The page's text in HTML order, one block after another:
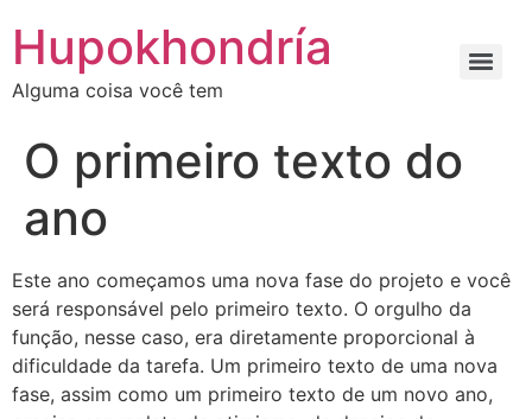
para
conteúdo
Hupokhondría
Alguma coisa você tem
O primeiro texto do
ano
Este ano começamos uma nova fase do projeto e você
será responsável pelo primeiro texto. O orgulho da
função, nesse caso, era diretamente proporcional à
dificuldade da tarefa. Um primeiro texto de uma nova
fase, assim como um primeiro texto de um novo ano,